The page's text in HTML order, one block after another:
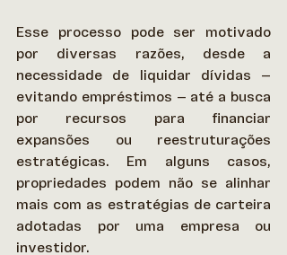
Esse processo pode ser motivado
por diversas razões, desde a
necessidade de liquidar dívidas —
evitando empréstimos — até a busca
por recursos para financiar
expansões ou reestruturações
estratégicas. Em alguns casos,
propriedades podem não se alinhar
mais com as estratégias de carteira
adotadas por uma empresa ou
investidor.